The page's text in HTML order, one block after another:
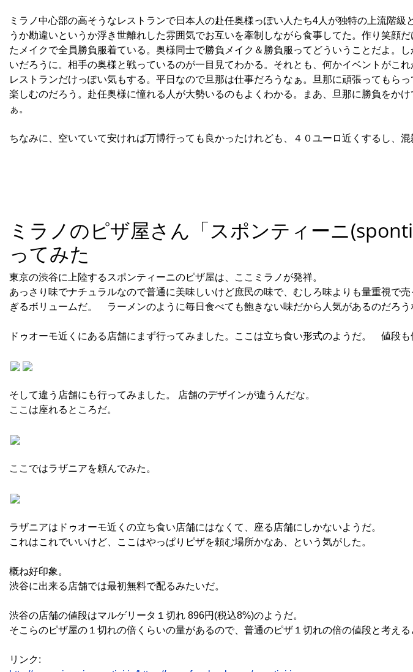
ミラノ中心部の高そうなレストランで日本人の赴任奥様っぽい人たち4人が独特の上流階
うか勘違いというか浮き世離れした雰囲気でお互いを牽制しながら食事してた。作り笑顔
たメイクで全員勝負服着ている。奥様同士で勝負メイク＆勝負服ってどういうことだよ。
いだろうに。相手の奥様と戦っているのが一目見てわかる。それとも、何かイベントがこ
レストランだけっぽい気もする。平日なので旦那は仕事だろうなぁ。旦那に頑張ってもら
楽しむのだろう。赴任奥様に憧れる人が大勢いるのもよくわかる。まあ、旦那に勝負をか
ぁ。
ちなみに、空いていて安ければ万博行っても良かったけれども、４０ユーロ近くするし、
ミラノのピザ屋さん「スポンティーニ
ってみた
東京の渋谷に上陸するスポンティーニのピザ屋は、ここミラノが発祥。
あっさり味でナチュラルなので普通に美味しいけど庶民の味で、むしろ味よりも量重視で
ぎるボリュームだ。 ラーメンのように毎日食べても飽きない味だから人気があるのだろう
ドゥオーモ近くにある店舗にまず行ってみました。ここは立ち食い形式のようだ。 値段も
そして違う店舗にも行ってみました。 店舗のデザインが違うんだな。
ここは座れるところだ。
ここではラザニアを頼んでみた。
ラザニアはドゥオーモ近くの立ち食い店舗にはなくて、座る店舗にしかないようだ。
これはこれでいいけど、ここはやっぱりピザを頼む場所かなあ、という気がした。
概ね好印象。
渋谷に出来る店舗では最初無料で配るみたいだ。
渋谷の店舗の値段はマルゲリータ１切れ 896円(税込8%)のようだ。
そこらのピザ屋の１切れの倍くらいの量があるので、普通のピザ１切れの倍の値段と考え
リンク: